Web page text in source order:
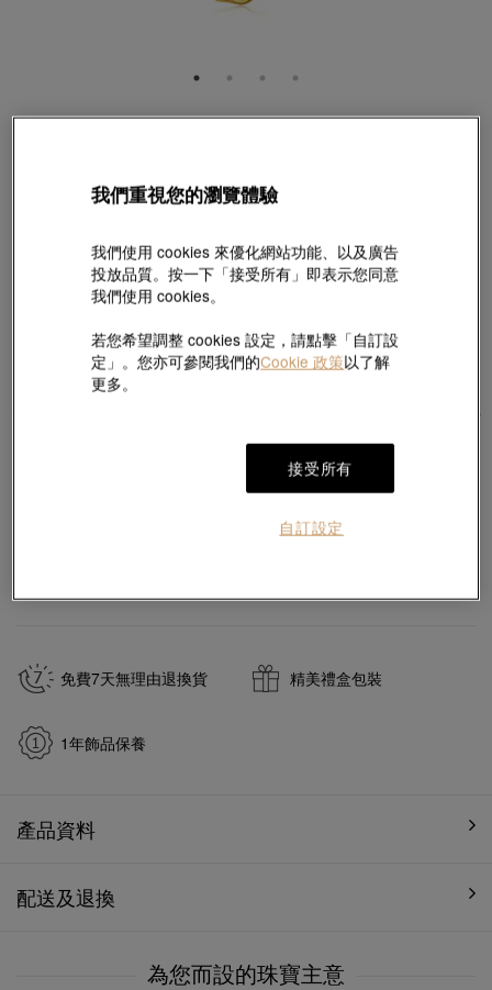
HK$3,860
18K 黃色黃金批角圈頸鍊
免費7天無理由退換貨 精美禮盒包裝
1年飾品保養
產品資料
配送及退換
為您而設的珠寶主意
我們重視您的瀏覽體驗
我們使用 cookies 來優化網站功能、以及廣告
投放品質。按一下「接受所有」即表示您同意
我們使用 cookies。
若您希望調整 cookies 設定，請點擊「自訂設
定」。您亦可參閱我們的Cookie 政策以了解
更多。
接受所有
自訂設定